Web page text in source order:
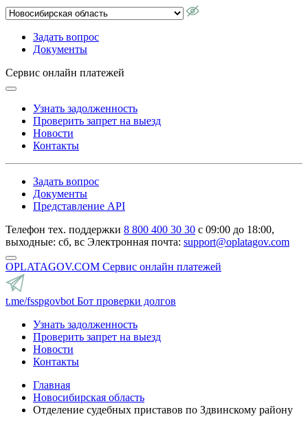
Задать вопрос
Документы
Сервис онлайн платежей
Узнать задолженность
Проверить запрет на выезд
Новости
Контакты
Задать вопрос
Документы
Представление API
Телефон тех. поддержки 8 800 400 30 30 с 09:00 до 18:00,
выходные: сб, вс Электронная почта: support@oplatagov.com
OPLATAGOV.COM Сервис онлайн платежей
t.me/fsspgovbot Бот проверки долгов
Узнать задолженность
Проверить запрет на выезд
Новости
Контакты
Главная
Новосибирская область
Отделение судебных приставов по Здвинскому району